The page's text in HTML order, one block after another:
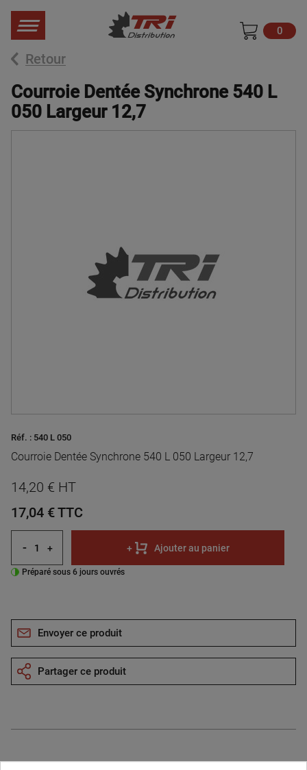
0
Retour
Courroie Dentée Synchrone 540 L
050 Largeur 12,7
Réf. : 540 L 050
Courroie Dentée Synchrone 540 L 050 Largeur 12,7
14,20 € HT
17,04 €TTC
- + + Ajouter au panier
Préparé sous 6 jours ouvrés
Envoyer ce produit
Partager ce produit